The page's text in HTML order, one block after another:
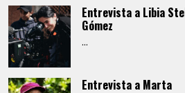
Entrevista a Libia
Gómez
…
Entrevista a Marta
ISSN 2745-0589